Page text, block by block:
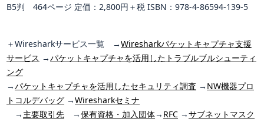
B5判 464ページ 定価：2,800円＋税 ISBN：978-4-86594-139-5
＋Wiresharkサービス一覧 →Wiresharkパケットキャプチャ支援
サービス →パケットキャプチャを活用したトラブルブルシューティ
ング
→パケットキャプチャを活用したセキュリティ調査 → NW機器プロ
トコルデバッグ →Wiresharkセミナ
→ 主要取引先 →保有資格・加入団体→ RFC →サブネットマスク